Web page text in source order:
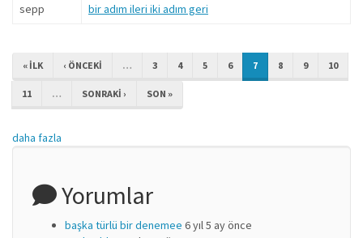
sepp bir adım ileri iki adım geri
« ILK ‹ ÖNCEKI … 3 4 5 6 7 8 9 10
11 … SONRAKI › SON »
daha fazla
Yorumlar
başka türlü bir denemee 6 yıl 5 ay önce